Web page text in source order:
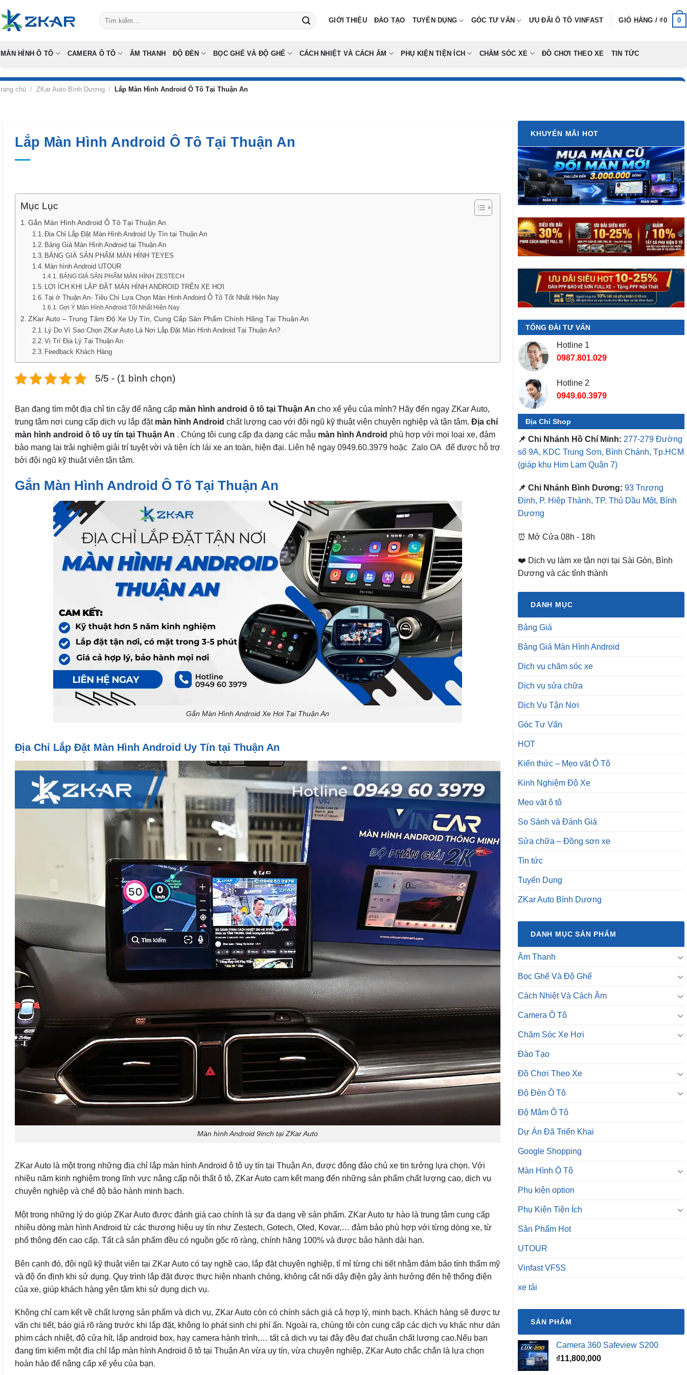
to
content
Tìm
kiếm:
GIỚI THIỆU ĐÀO TẠO TUYỂN DỤNG GÓC TƯ VẤN ƯU ĐÃI Ô TÔ VINFAST GIỎ HÀNG /₫0 0
MÀN HÌNH Ô TÔ CAMERA Ô TÔ ÂM THANH ĐỘ ĐÈN BỌC GHẾ VÀ ĐỘ GHẾ CÁCH NHIỆT VÀ CÁCH ÂM PHỤ KIỆN TIỆN ÍCH CHĂM SÓC XE ĐỒ CHƠI THEO XE TIN TỨC
chủ / ZKar Auto Bình Dương / Lắp Màn Hình Android Ô Tô Tại Thuận An
Lắp Màn Hình Android Ô Tô Tại Thuận An
Mục Lục
Gắn Màn Hình Android Ô Tô Tại Thuận An
Địa Chỉ Lắp Đặt Màn Hình Android Uy Tín tại Thuận An
Bảng Giá Màn Hình Android tại Thuận An
BẢNG GIÁ SẢN PHẨM MÀN HÌNH TEYES
Màn hình Android UTOUR
BẢNG GIÁ SẢN PHẨM MÀN HÌNH ZESTECH
LỢI ÍCH KHI LẮP ĐẶT MÀN HÌNH ANDROID TRÊN XE HƠI
Tại ở Thuận An- Tiêu Chí Lựa Chọn Màn Hình Andoird Ô Tô Tốt Nhất Hiện Nay
Gợi Ý Màn Hình Android Tốt Nhất Hiện Nay
ZKar Auto – Trung Tâm Độ Xe Uy Tín, Cung Cấp Sản Phẩm Chính Hãng Tại Thuận An
Lý Do Vì Sao Chọn ZKar Auto Là Nơi Lắp Đặt Màn Hình Android Tại Thuận An?
Vị Trí Địa Lý Tại Thuận An
Feedback Khách Hàng
5/5 - (1 bình chọn)
Bạn đang tìm một địa chỉ tin cậy để nâng cấp màn hình android ô tô tại Thuận An cho xế yêu của mình? Hãy đến ngay ZKar Auto,
trung tâm nơi cung cấp dịch vụ lắp đặt màn hình Android chất lượng cao với đội ngũ kỹ thuật viên chuyên nghiệp và tận tâm. Địa chỉ
màn hình android ô tô uy tín tại Thuận An . Chúng tôi cung cấp đa dạng các mẫu màn hình Android phù hợp với mọi loại xe, đảm
bảo mang lại trải nghiệm giải trí tuyệt vời và tiện ích lái xe an toàn, hiện đại. Liên hệ ngay 0949.60.3979 hoặc Zalo OA để được hỗ trợ
bởi đội ngũ kỹ thuật viên tận tâm.
Gắn Màn Hình Android Ô Tô Tại Thuận An
Gắn Màn Hình Android Xe Hơi Tại Thuận An
Địa Chỉ Lắp Đặt Màn Hình Android Uy Tín tại Thuận An
Màn hình Android 9inch tại ZKar Auto
ZKar Auto là một trong những địa chỉ lắp màn hình Android ô tô uy tín tại Thuận An, được đông đảo chủ xe tin tưởng lựa chọn. Với
nhiều năm kinh nghiệm trong lĩnh vực nâng cấp nội thất ô tô, ZKar Auto cam kết mang đến những sản phẩm chất lượng cao, dịch vụ
chuyên nghiệp và chế độ bảo hành minh bạch.
Một trong những lý do giúp ZKar Auto được đánh giá cao chính là sự đa dạng về sản phẩm. ZKar Auto tự hào là trung tâm cung cấp
nhiều dòng màn hình Android từ các thương hiệu uy tín như Zestech, Gotech, Oled, Kovar,… đảm bảo phù hợp với từng dòng xe, từ
phổ thông đến cao cấp. Tất cả sản phẩm đều có nguồn gốc rõ ràng, chính hãng 100% và được bảo hành dài hạn.
Bên cạnh đó, đội ngũ kỹ thuật viên tại ZKar Auto có tay nghề cao, lắp đặt chuyên nghiệp, tỉ mỉ từng chi tiết nhằm đảm bảo tính thẩm mỹ
và độ ổn định khi sử dụng. Quy trình lắp đặt được thực hiện nhanh chóng, không cắt nối dây điện gây ảnh hưởng đến hệ thống điện
của xe, giúp khách hàng yên tâm khi sử dụng dịch vụ.
Không chỉ cam kết về chất lượng sản phẩm và dịch vụ, ZKar Auto còn có chính sách giá cả hợp lý, minh bạch. Khách hàng sẽ được tư
vấn chi tiết, báo giá rõ ràng trước khi lắp đặt, không lo phát sinh chi phí ẩn. Ngoài ra, chúng tôi còn cung cấp các dịch vụ khác như dán
phim cách nhiệt, độ cửa hít, lắp android box, hay camera hành trình,… tất cả dịch vụ tại đây đều đạt chuẩn chất lượng cao.Nếu bạn
đang tìm kiếm một địa chỉ lắp màn hình Android ô tô tại Thuận An vừa uy tín, vừa chuyên nghiệp, ZKar Auto chắc chắn là lựa chọn
hoàn hảo để nâng cấp xế yêu của bạn.
KHUYẾN MÃI HOT
TỔNG ĐÀI TƯ VẤN
Hotline 1
0987.801.029
Hotline 2
0949.60.3979
Địa Chỉ Shop
📌 Chi Nhánh Hồ Chí Minh: 277-279 Đường
số 9A, KDC Trung Sơn, Bình Chánh, Tp.HCM
(giáp khu Him Lam Quận 7)
📌 Chi Nhánh Bình Dương: 93 Trương
Định, P. Hiệp Thành, TP. Thủ Dầu Một, Bình
Dương
⏰ Mở Cửa 08h - 18h
❤️ Dịch vụ làm xe tận nơi tại Sài Gòn, Bình
Dương và các tỉnh thành
DANH MỤC
Bảng Giá
Bảng Giá Màn Hình Android
Dịch vụ chăm sóc xe
Dịch vụ sửa chữa
Dịch Vụ Tận Nơi
Góc Tư Vấn
HOT
Kiến thức – Mẹo vặt Ô Tô
Kinh Nghiệm Độ Xe
Mẹo vặt ô tô
So Sánh và Đánh Giá
Sửa chữa – Đồng sơn xe
Tin tức
Tuyển Dụng
ZKar Auto Bình Dương
DANH MỤC SẢN PHẨM
Âm Thanh
Bọc Ghế Và Độ Ghế
Cách Nhiệt Và Cách Âm
Camera Ô Tô
Chăm Sóc Xe Hơi
Đào Tạo
Đồ Chơi Theo Xe
Độ Đèn Ô Tô
Độ Mâm Ô Tô
Dự Án Đã Triển Khai
Google Shopping
Màn Hình Ô Tô
Phụ kiện option
Phụ Kiện Tiện Ích
Sản Phẩm Hot
UTOUR
Vinfast VF5S
xe tải
SẢN PHẨM
Camera 360 Safeview S200
₫11,800,000